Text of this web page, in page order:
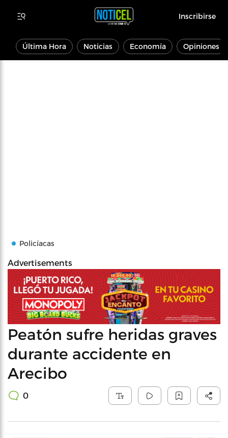
Inscribirse
Última Hora Noticias Economía Opiniones
Policíacas
Advertisements
Peatón sufre heridas graves
durante accidente en
Arecibo
0